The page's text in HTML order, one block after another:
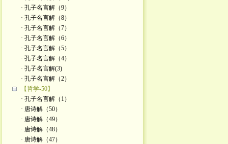
· 孔子名言解（9）
· 孔子名言解（8）
· 孔子名言解（7）
· 孔子名言解（6）
· 孔子名言解（5）
· 孔子名言解（4）
· 孔子名言解(3)
· 孔子名言解（2）
【哲学-50】
· 孔子名言解（1）
· 唐诗解（50）
· 唐诗解（49）
· 唐诗解（48）
· 唐诗解（47）